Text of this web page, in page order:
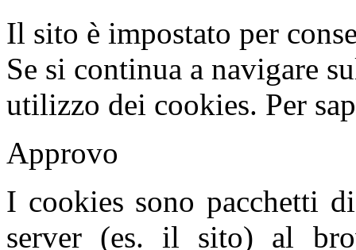
Il sito è impostato per
Se si continua a navigare
utilizzo dei cookies. Per
Approvo
I cookies sono pacchetti
server (es. il sito) al